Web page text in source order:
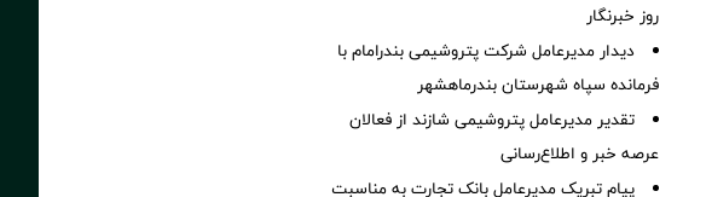
روز خبرنگار
دیدار مدیرعامل شرکت پتروشیمی بندرامام با
فرمانده سپاه شهرستان بندرماهشهر
تقدیر مدیرعامل پتروشیمی شازند از فعالان
عرصه خبر و اطلاع‌رسانی
پیام تبریک مدیرعامل بانک تجارت به مناسبت